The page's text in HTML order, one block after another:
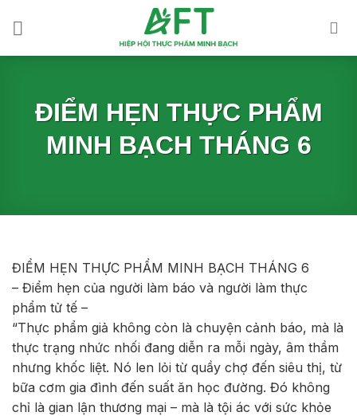
ĐIỂM HẸN THỰC PHẨM
MINH BẠCH THÁNG 6
ĐIỂM HẸN THỰC PHẨM MINH BẠCH THÁNG 6
– Điểm hẹn của người làm báo và người làm thực
phẩm tử tế –
“Thực phẩm giả không còn là chuyện cảnh báo, mà là
thực trạng nhức nhối đang diễn ra mỗi ngày, âm thầm
nhưng khốc liệt. Nó len lỏi từ quầy chợ đến siêu thị, từ
bữa cơm gia đình đến suất ăn học đường. Đó không
chỉ là gian lận thương mại – mà là tội ác với sức khỏe